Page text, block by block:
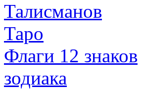
Талисманов
Таро
Флаги 12 знаков
зодиака